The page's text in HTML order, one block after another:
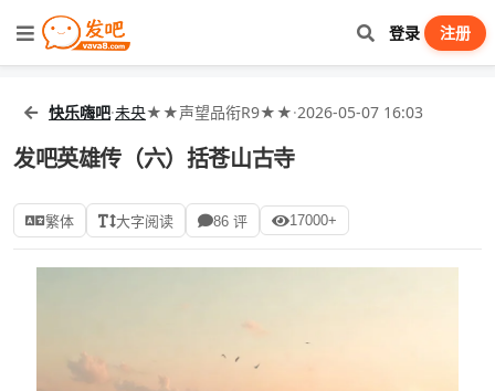
登录 注册
快乐嗨吧·未央★★声望品衔R9★★·2026-05-07 16:03
发吧英雄传（六）括苍山古寺
繁体 大字阅读 86 评 17000+